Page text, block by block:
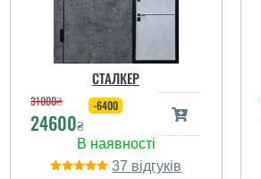
СТАЛКЕР
31000₴
24600₴
-6400
37